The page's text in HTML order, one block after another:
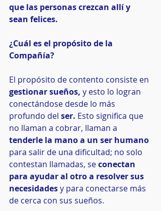
que las personas crezcan allí y
sean felices.
¿Cuál es el propósito de la
Compañía?
El propósito de contento consiste en
gestionar sueños, y esto lo logran
conectándose desde lo más
profundo del ser. Esto significa que
no llaman a cobrar, llaman a
tenderle la mano a un ser humano
para salir de una dificultad; no solo
contestan llamadas, se conectan
para ayudar al otro a resolver sus
necesidades y para conectarse más
de cerca con sus sueños.